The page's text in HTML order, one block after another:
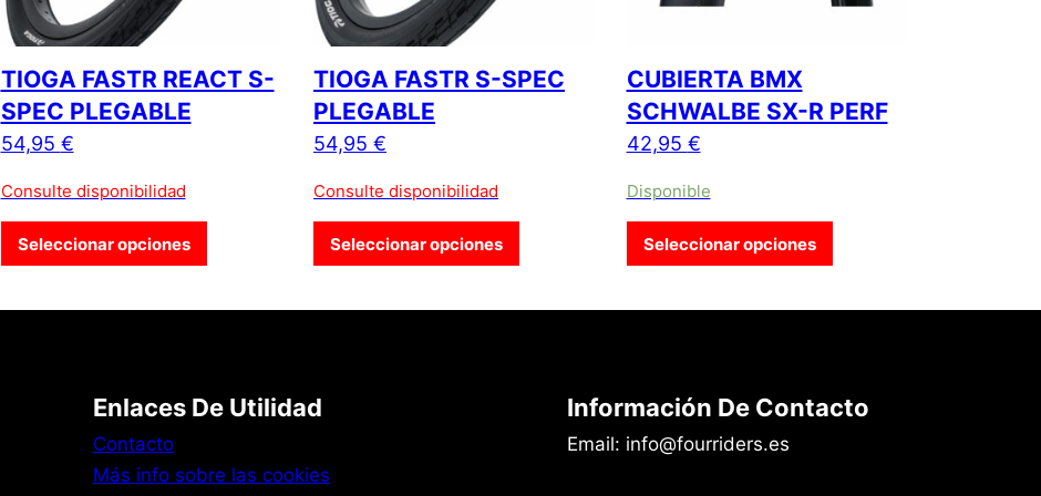
TIOGA FASTR REACT S-
SPEC PLEGABLE
54,95 €
Consulte disponibilidad
Seleccionar opciones Este producto tiene múltiples variantes. Las opciones se pueden elegir en la página de producto
TIOGA FASTR S-SPEC
PLEGABLE
54,95 €
Consulte disponibilidad
Seleccionar opciones Este producto tiene múltiples variantes. Las opciones se pueden
CUBIERTA BMX
SCHWALBE SX-R PERF
42,95 €
Disponible
Seleccionar opciones
Enlaces De Utilidad
Contacto
Más info sobre las cookies
Información De Contacto
Email: info@fourriders.es